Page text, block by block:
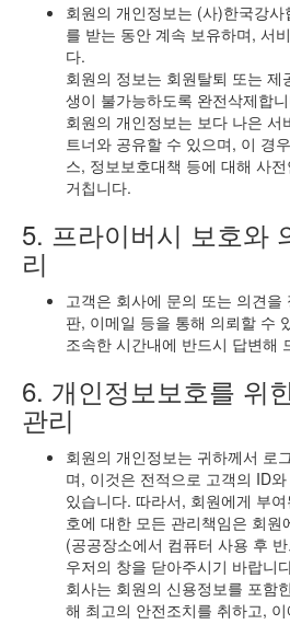
회원의 개인정보는 (사)한국강
를 받는 동안 계속 보유하며, 서
다.
회원의 정보는 회원탈퇴 또는 제
생이 불가능하도록 완전삭제합
회원의 개인정보는 보다 나은
트너와 공유할 수 있으며, 이 경
스, 정보보호대책 등에 대해 사
거칩니다.
5. 프라이버시 보호와
리
고객은 회사에 문의 또는 의견을
판, 이메일 등을 통해 의뢰할 수
조속한 시간내에 반드시 답변해
6. 개인정보보호를 위
관리
회원의 개인정보는 귀하께서 로
며, 이것은 전적으로 고객의 ID
있습니다. 따라서, 회원에게 부
호에 대한 모든 관리책임은 회원
(공공장소에서 컴퓨터 사용 후
우저의 창을 닫아주시기 바랍니
회사는 회원의 신용정보를 포함
해 최고의 안전조치를 취하고,